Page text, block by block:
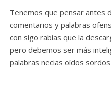
Tenemos que pensar antes
comentarios y palabras
con sigo rabias que la
pero debemos ser más
palabras necias oídos sordos